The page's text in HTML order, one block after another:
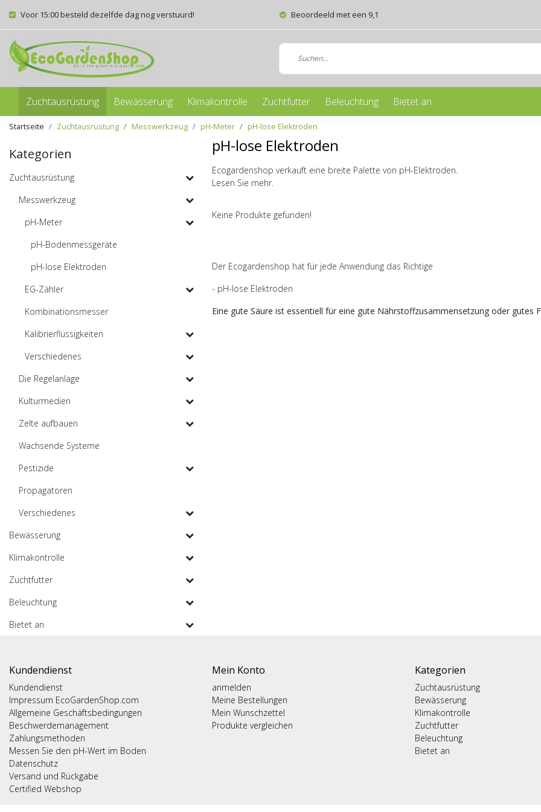
Voor 15:00 besteld dezelfde dag nog verstuurd! Beoordeeld met een 9,1
Zuchtausrüstung Bewässerung Klimakontrolle Zuchtfutter Beleuchtung Bietet an
Startseite Zuchtausrüstung Messwerkzeug pH-Meter pH-lose Elektroden
Kategorien
Zuchtausrüstung
Messwerkzeug
pH-Meter
pH-Bodenmessgeräte
pH-lose Elektroden
EG-Zähler
Kombinationsmesser
Kalibrierflüssigkeiten
Verschiedenes
Die Regelanlage
Kulturmedien
Zelte aufbauen
Wachsende Systeme
Pestizide
Propagatoren
Verschiedenes
Bewässerung
Klimakontrolle
Zuchtfutter
Beleuchtung
Bietet an
pH-lose Elektroden
Ecogardenshop verkauft eine breite Palette von pH-Elektroden.
Lesen Sie mehr.
Keine Produkte gefunden!
Der Ecogardenshop hat für jede Anwendung das Richtige
- pH-lose Elektroden
Eine gute Säure ist essentiell für eine gute Nährstoffzusammensetzung oder gutes
Kundendienst
Kundendienst
Impressum EcoGardenShop.com
Allgemeine Geschäftsbedingungen
Beschwerdemanagement
Zahlungsmethoden
Messen Sie den pH-Wert im Boden
Datenschutz
Versand und Rückgabe
Certified Webshop
Mein Konto
anmelden
Meine Bestellungen
Mein Wunschzettel
Produkte vergleichen
Kategorien
Zuchtausrüstung
Bewässerung
Klimakontrolle
Zuchtfutter
Beleuchtung
Bietet an